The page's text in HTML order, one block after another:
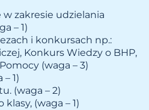
zakresie udzielania
– 1)
i konkursach np.:
Konkurs Wiedzy o BHP,
(waga – 3)
1)
(waga – 2)
(waga – 1)